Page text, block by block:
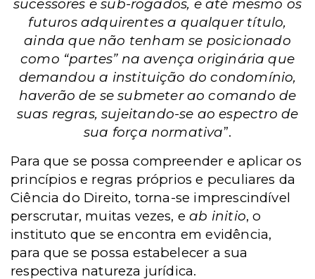
sucessores e sub-rogados, e até mesmo os
futuros adquirentes a qualquer título,
ainda que não tenham se posicionado
como “partes” na avença originária que
demandou a instituição do condomínio,
haverão de se submeter ao comando de
suas regras, sujeitando-se ao espectro de
sua força normativa”.
Para que se possa compreender e aplicar os
princípios e regras próprios e peculiares da
Ciência do Direito, torna-se imprescindível
perscrutar, muitas vezes, eab initio, o
instituto que se encontra em evidência,
para que se possa estabelecer a sua
respectiva natureza jurídica.